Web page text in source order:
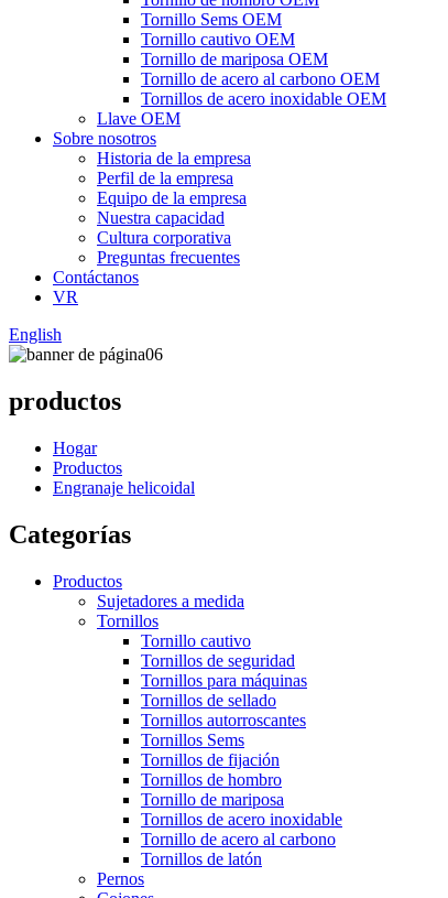
Tornillo Sems OEM
Tornillo cautivo OEM
Tornillo de mariposa OEM
Tornillo de acero al carbono OEM
Tornillos de acero inoxidable OEM
Llave OEM
Sobre nosotros
Historia de la empresa
Perfil de la empresa
Equipo de la empresa
Nuestra capacidad
Cultura corporativa
Preguntas frecuentes
Contáctanos
VR
English
productos
Hogar
Productos
Engranaje helicoidal
Categorías
Productos
Sujetadores a medida
Tornillos
Tornillo cautivo
Tornillos de seguridad
Tornillos para máquinas
Tornillos de sellado
Tornillos autorroscantes
Tornillos Sems
Tornillos de fijación
Tornillos de hombro
Tornillo de mariposa
Tornillos de acero inoxidable
Tornillo de acero al carbono
Tornillos de latón
Pernos